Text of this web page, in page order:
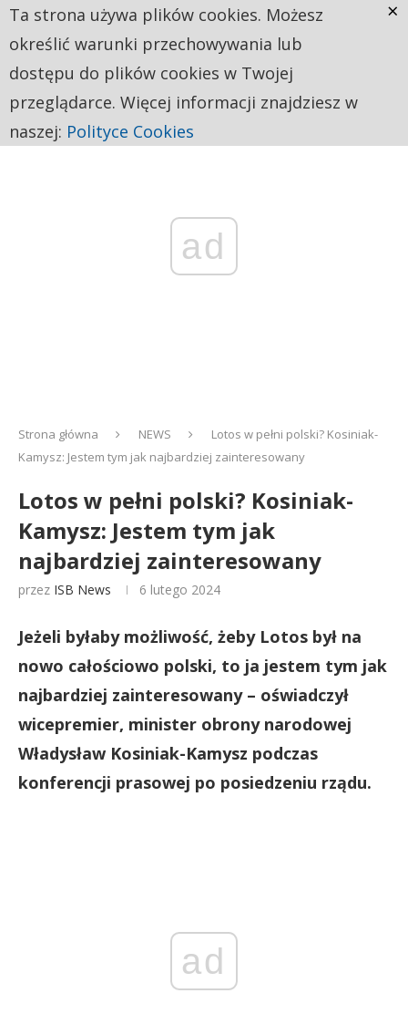
ad
Strona główna NEWS
Lotos w pełni polski? Kosiniak-
Kamysz: Jestem tym jak najbardziej zainteresowany
Lotos w pełni polski? Kosiniak-
Kamysz: Jestem tym jak
najbardziej zainteresowany
przez ISB News 6 lutego 2024
Jeżeli byłaby możliwość, żeby Lotos był na
nowo całościowo polski, to ja jestem tym jak
najbardziej zainteresowany – oświadczył
wicepremier, minister obrony narodowej
Władysław Kosiniak-Kamysz podczas
konferencji prasowej po posiedzeniu rządu.
ad
Ta strona używa plików cookies. Możesz
określić warunki przechowywania lub
dostępu do plików cookies w Twojej
przeglądarce. Więcej informacji znajdziesz w
naszej: Polityce Cookies
×